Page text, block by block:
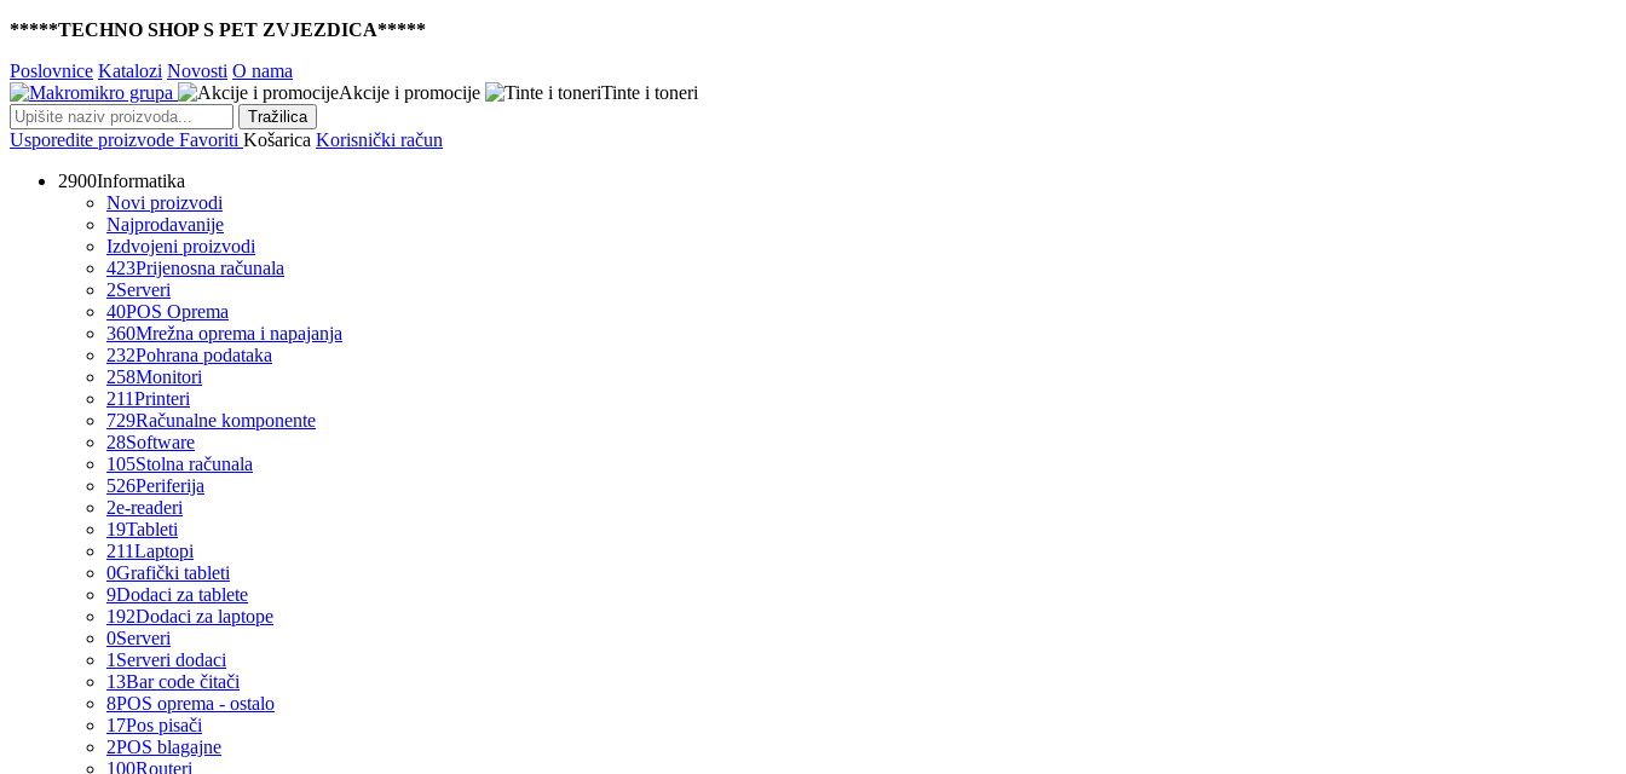
*****TECHNO SHOP S PET ZVJEZDICA*****
Poslovnice Katalozi Novosti O nama
Akcije i promocije
Tinte i toneri
Tražilica
Usporedite proizvode Favoriti Košarica Korisnički račun
2900Informatika
Novi proizvodi
Najprodavanije
Izdvojeni proizvodi
423Prijenosna računala
2Serveri
40POS Oprema
360Mrežna oprema i napajanja
232Pohrana podataka
258Monitori
211Printeri
729Računalne komponente
28Software
105Stolna računala
526Periferija
2e-readeri
19Tableti
211Laptopi
0Grafički tableti
9Dodaci za tablete
192Dodaci za laptope
0Serveri
1 Serveri dodaci
13Bar code čitači
8POS oprema - ostalo
17Pos pisači
2POS blagajne
100Routeri